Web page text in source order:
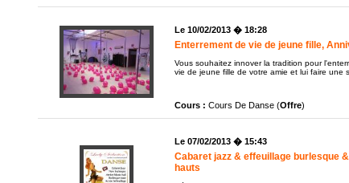
Le 10/02/2013 � 18:28
Enterrement de vie de jeune fille,
Vous souhaitez innover la tradition pour
vie de jeune fille de votre amie et lui faire une
Cours : Cours De Danse (Offre)
Le 07/02/2013 � 15:43
Cabaret jazz & effeuillage burlesque
hauts